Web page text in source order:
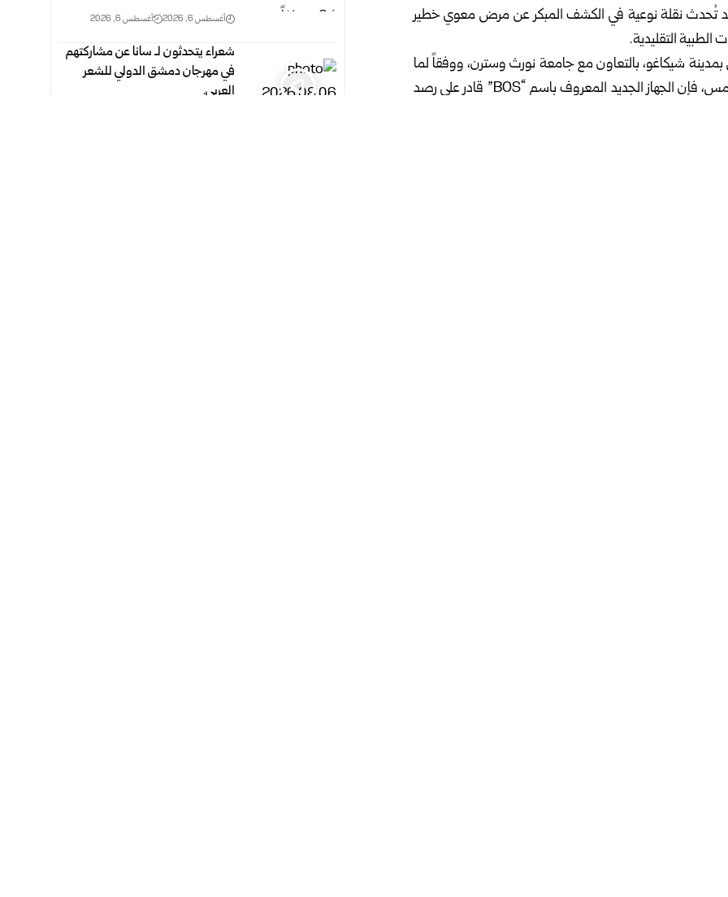
تُحدث نقلة نوعية في الكشف المبكر عن مرض معوي خطير
التقليدية.
شيكاغو، بالتعاون مع جامعة نورث وسترن، ووفقاً لما
أورده موقع “يوريكاليرت” المتخصص بالأخبار العلمية أول أمس، فإن الجهاز الجديد المعروف باسم “BOS” قادر على رصد
أغسطس 6, 2026 أغسطس 6, 2026
شعراء يتحدثون لـ سانا عن مشاركتهم
في مهرجان دمشق الدولي للشعر
العربي.